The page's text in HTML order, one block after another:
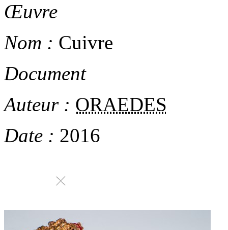
Œuvre
Nom : Cuivre
Document
Auteur : ORAEDES
Date : 2016